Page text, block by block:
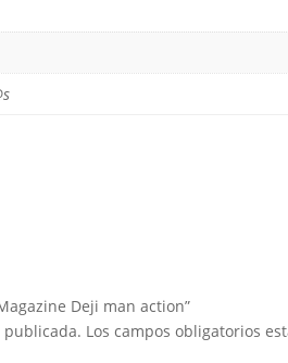
Deji man action”
publicada. Los campos obligatorios